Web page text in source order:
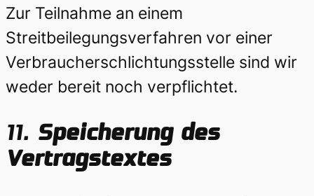
Zur Teilnahme an einem
Streitbeilegungsverfahren vor einer
Verbraucherschlichtungsstelle sind wir
weder bereit noch verpflichtet.
11. Speicherung des
Vertragstextes